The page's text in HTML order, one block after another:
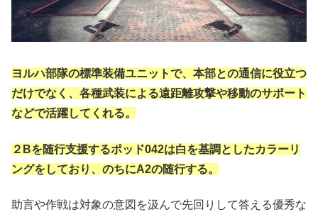
ヨルハ部隊の標準装備ユニットで、本部との通信に役立つ
だけでなく、各種武装による遠距離攻撃や移動のサポート
などで活躍してくれる。
２Bを随行支援するポッド042は白を基調としたカラーリ
ングをしており、のちにA2の随行する。
助言や作戦は対象の意図を汲んで先回りして答える優秀な